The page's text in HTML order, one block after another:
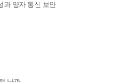
과 양자 통신 보안